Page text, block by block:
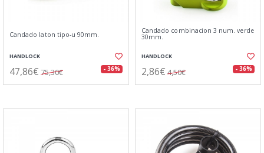
Candado laton tipo-u 90mm.
HANDLOCK
47,86€ 75,30€ - 36%
Candado combinacion 3 num. verde
30mm.
HANDLOCK
2,86€ 4,50€ - 36%